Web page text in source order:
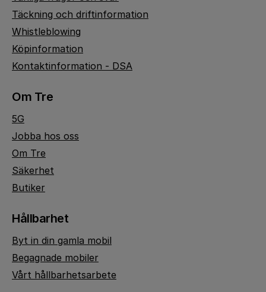
Täckning och driftinformation
Whistleblowing
Köpinformation
Kontaktinformation - DSA
Om Tre
5G
Jobba hos oss
Om Tre
Säkerhet
Butiker
Hållbarhet
Byt in din gamla mobil
Begagnade mobiler
Vårt hållbarhetsarbete